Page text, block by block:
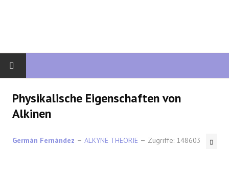
ORGANISCHE CHEMIE
FORTGESCHRITTENE ORGANISCHE
Physikalische Eigenschaften von
Alkinen
Germán Fernández ALKYNE THEORIE Zugriffe: 148603